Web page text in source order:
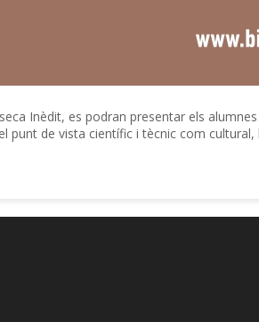
Inèdit, es podran presentar els
punt de vista científic i tècnic com cultural,